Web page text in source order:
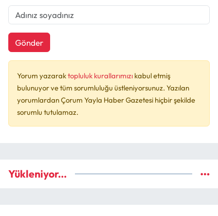
Gönder
Yorum yazaraktopluluk kurallarımızı kabul etmiş
bulunuyor ve tüm sorumluluğu üstleniyorsunuz. Yazılan
yorumlardan Çorum Yayla Haber Gazetesi hiçbir şekilde
sorumlu tutulamaz.
Yükleniyor...